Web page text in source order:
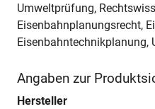
Umweltprüfung,
Eisenbahnplanungsrecht,
Eisenbahntechnikplanung,
Angaben zur
Hersteller